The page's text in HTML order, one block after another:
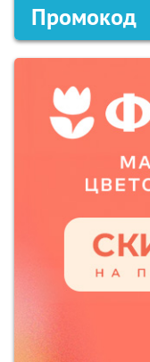
Промокод